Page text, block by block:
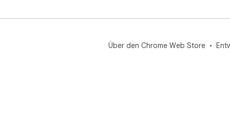
Über den Chrome Web Store